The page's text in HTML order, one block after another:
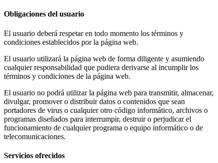
Obligaciones del usuario
El usuario deberá respetar en todo momento los términos y
condiciones establecidos por la página web.
El usuario utilizará la página web de forma diligente y asumiendo
cualquier responsabilidad que pudiera derivarse al incumplir los
términos y condiciones de la página web.
El usuario no podrá utilizar la página web para transmitir, almacenar,
divulgar, promover o distribuir datos o contenidos que sean
portadores de virus o cualquier otro código informático, archivos o
programas diseñados para interrumpir, destruir o perjudicar el
funcionamiento de cualquier programa o equipo informático o de
telecomunicaciones.
Servicios ofrecidos